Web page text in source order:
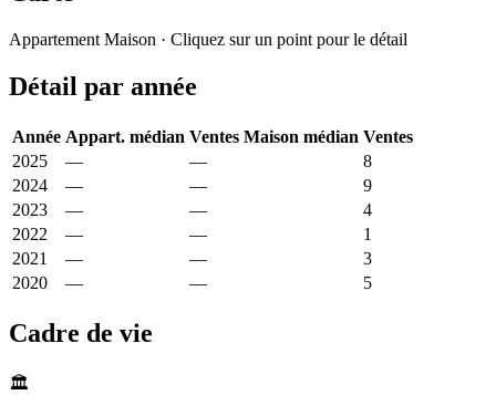
−
Appartement Maison · Cliquez sur un point pour le détail
Détail par année
Année Appart. médian Ventes Maison médian Ventes
2025
— —
8
2024
— —
9
2023
— —
4
2022
— —
1
2021
— —
3
2020
— — 5
Cadre de vie
🏛️